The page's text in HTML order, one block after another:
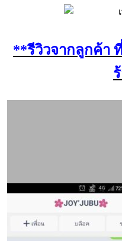
**รีวิวจากลูกค้า